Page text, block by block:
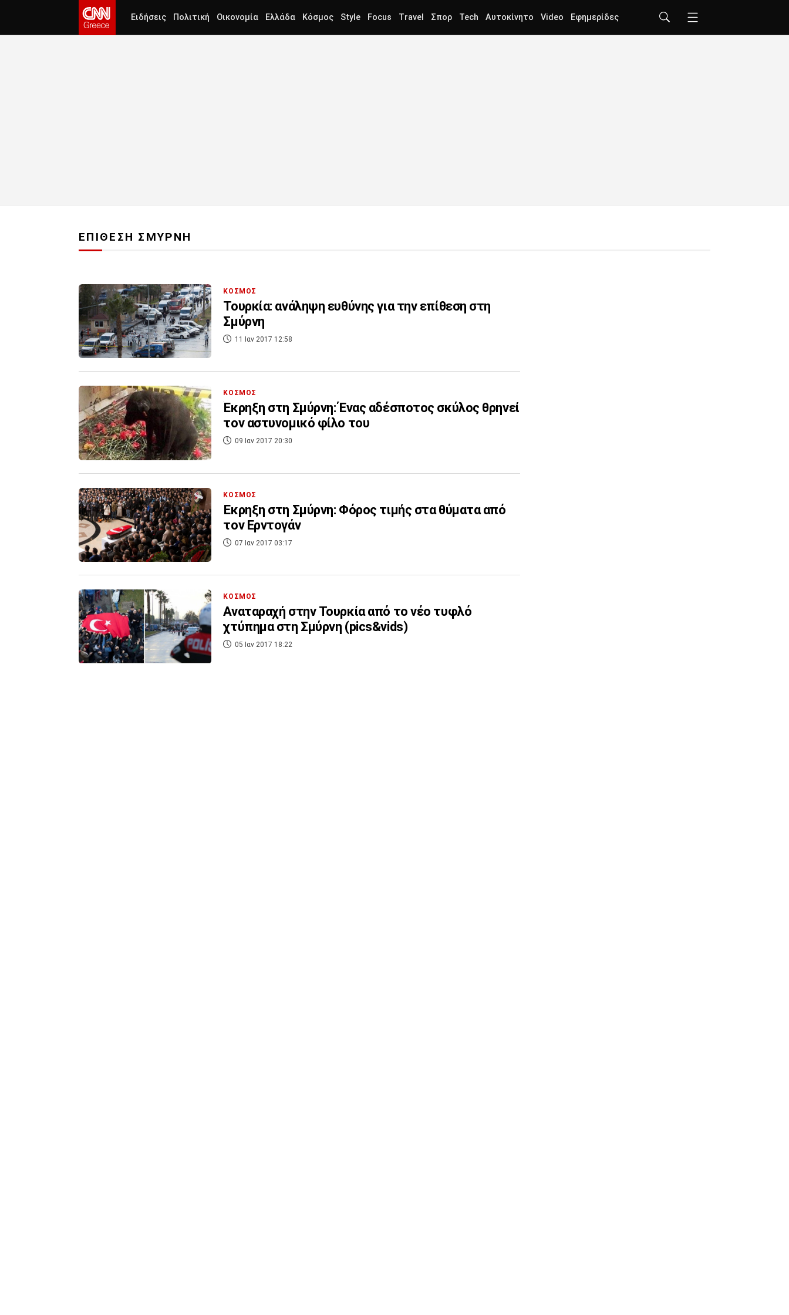
Ειδήσεις Πολιτική Οικονομία Ελλάδα Κόσμος Style Focus Travel Σπορ Tech Αυτοκίνητο Video Εφημερίδες
ΕΠΙΘΕΣΗ ΣΜΥΡΝΗ
ΚΟΣΜΟΣ
Τουρκία: ανάληψη ευθύνης για την επίθεση στη
Σμύρνη
11 Ιαν 2017 12:58
ΚΟΣΜΟΣ
Έκρηξη στη Σμύρνη: Ένας αδέσποτος σκύλος θρηνεί
τον αστυνομικό φίλο του
09 Ιαν 2017 20:30
ΚΟΣΜΟΣ
Έκρηξη στη Σμύρνη: Φόρος τιμής στα θύματα από
τον Ερντογάν
07 Ιαν 2017 03:17
ΚΟΣΜΟΣ
Αναταραχή στην Τουρκία από το νέο τυφλό
χτύπημα στη Σμύρνη (pics&vids)
05 Ιαν 2017 18:22